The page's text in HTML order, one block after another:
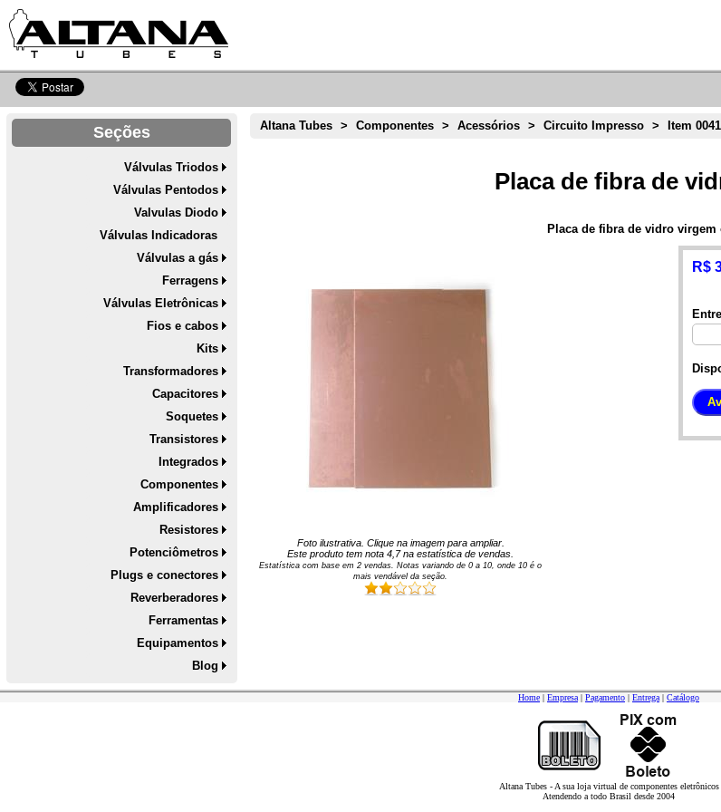
Seções
Válvulas Triodos
Válvulas Pentodos
Valvulas Diodo
Válvulas Indicadoras
Válvulas a gás
Ferragens
Válvulas Eletrônicas
Fios e cabos
Kits
Transformadores
Capacitores
Soquetes
Transistores
Integrados
Componentes
Amplificadores
Resistores
Potenciômetros
Plugs e conectores
Reverberadores
Ferramentas
Equipamentos
Blog
Altana Tubes > Componentes > Acessórios > Circuito Impresso > Item
Placa de fibra de
Placa de fibra de vidro virgem
Foto ilustrativa. Clique na imagem para ampliar.
Este produto tem nota4,7na estatística de vendas.
Estatística com base em2 vendas. Notas variando de0 a 10 , onde 10 é o
mais vendável da seção.
R$
Home | Empresa | Pagamento | Entrega | Catálogo
Altana Tubes - A sua loja virtual de componentes eletrônicos
Atendendo a todo Brasil desde 2004